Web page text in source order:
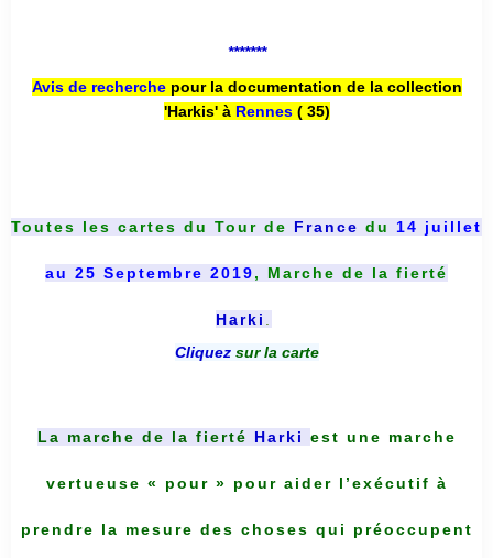
*******
Avis de recherche pour la documentation de la collection
'Harkis' à Rennes( 35)
Toutes les cartes du Tour de France du 14 juillet
au 25 Septembre 2019, Marche de la fierté
Harki
Cliquez sur la carte
La marche de la fierté Harki est une marche
vertueuse « pour » pour aider l’exécutif à
prendre la mesure des choses qui préoccupent